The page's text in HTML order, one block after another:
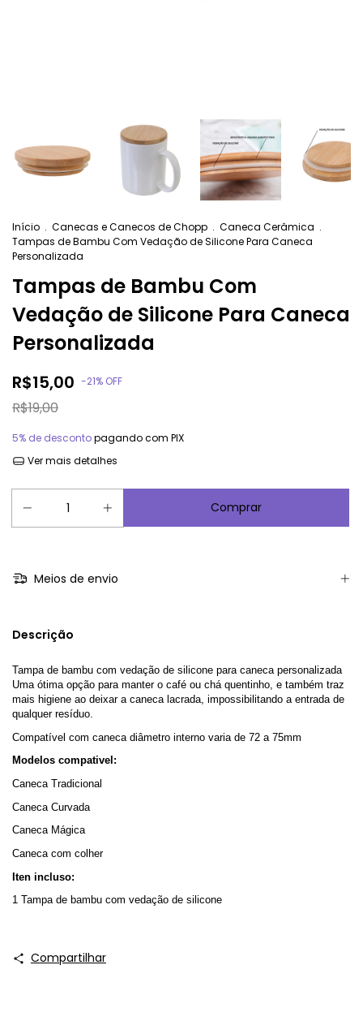
Início . Canecas e Canecos de Chopp . Caneca Cerâmica .
Tampas de Bambu Com Vedação de Silicone Para Caneca
Personalizada
Tampas de Bambu Com
Vedação de Silicone Para Caneca
Personalizada
R$15,00 -21% OFF
R$19,00
5% de descontopagando com PIX
Ver mais detalhes
Meios de envio
Descrição
Tampa de bambu com vedação de silicone para caneca personalizada
Uma ótima opção para manter o café ou chá quentinho, e também traz
mais higiene ao deixar a caneca lacrada, impossibilitando a entrada de
qualquer resíduo.
Compatível com caneca diâmetro interno varia de 72 a 75mm
Modelos compativel:
Caneca Tradicional
Caneca Curvada
Caneca Mágica
Caneca com colher
Iten incluso:
1 Tampa de bambu com vedação de silicone
Compartilhar